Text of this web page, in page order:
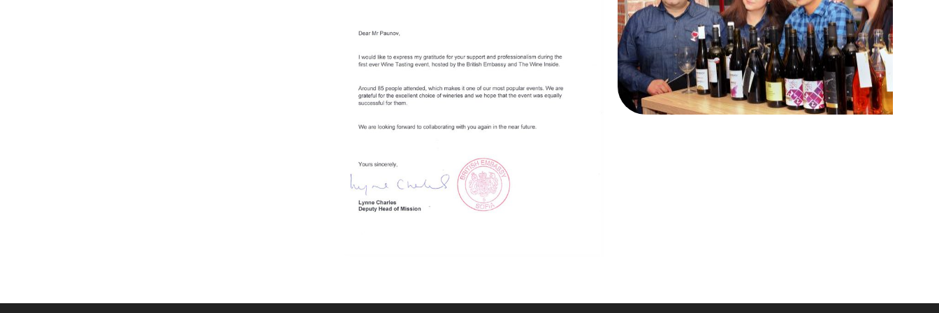
Винена вечер на The Wine
Inside в Британското
посолство
Винен клуб
енолози: „Помагаме си и
напредваме заедно!“
Винен клуб